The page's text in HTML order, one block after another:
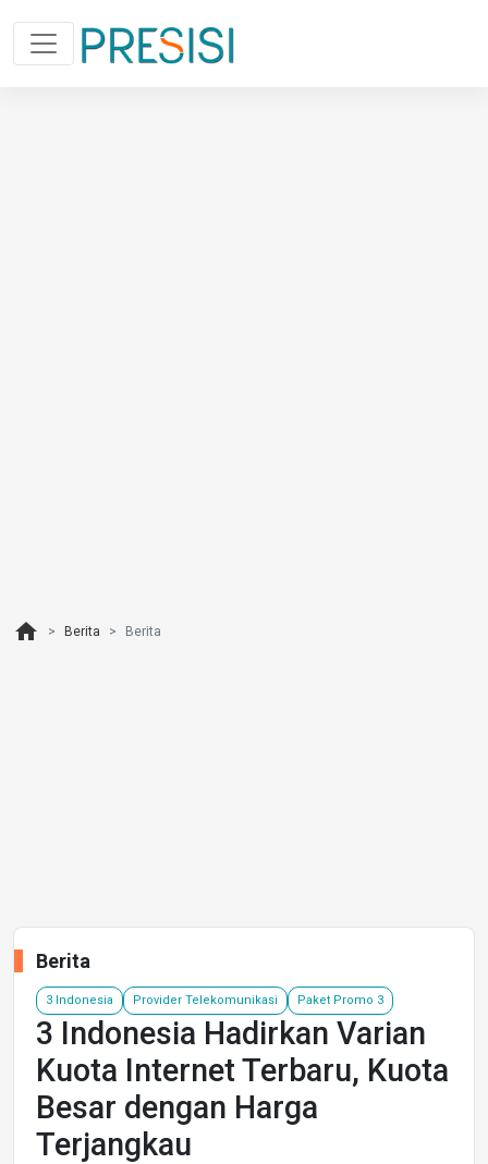
home Berita Berita
Berita
3 Indonesia Provider Telekomunikasi Paket Promo 3
3 Indonesia Hadirkan Varian
Kuota Internet Terbaru, Kuota
Besar dengan Harga
Terjangkau